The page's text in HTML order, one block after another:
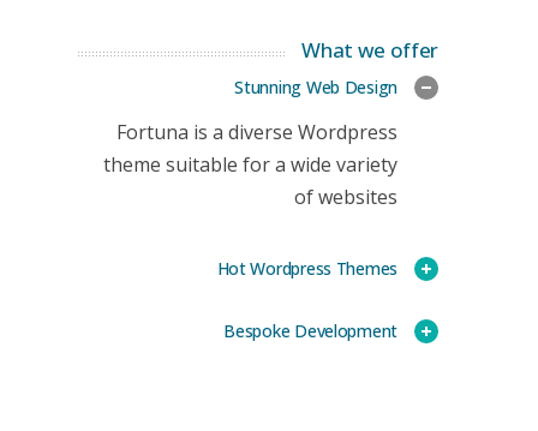
What we offer
Stunning Web Design
Fortuna is a diverse Wordpress
theme suitable for a wide variety
of websites
Hot Wordpress Themes
Bespoke Development